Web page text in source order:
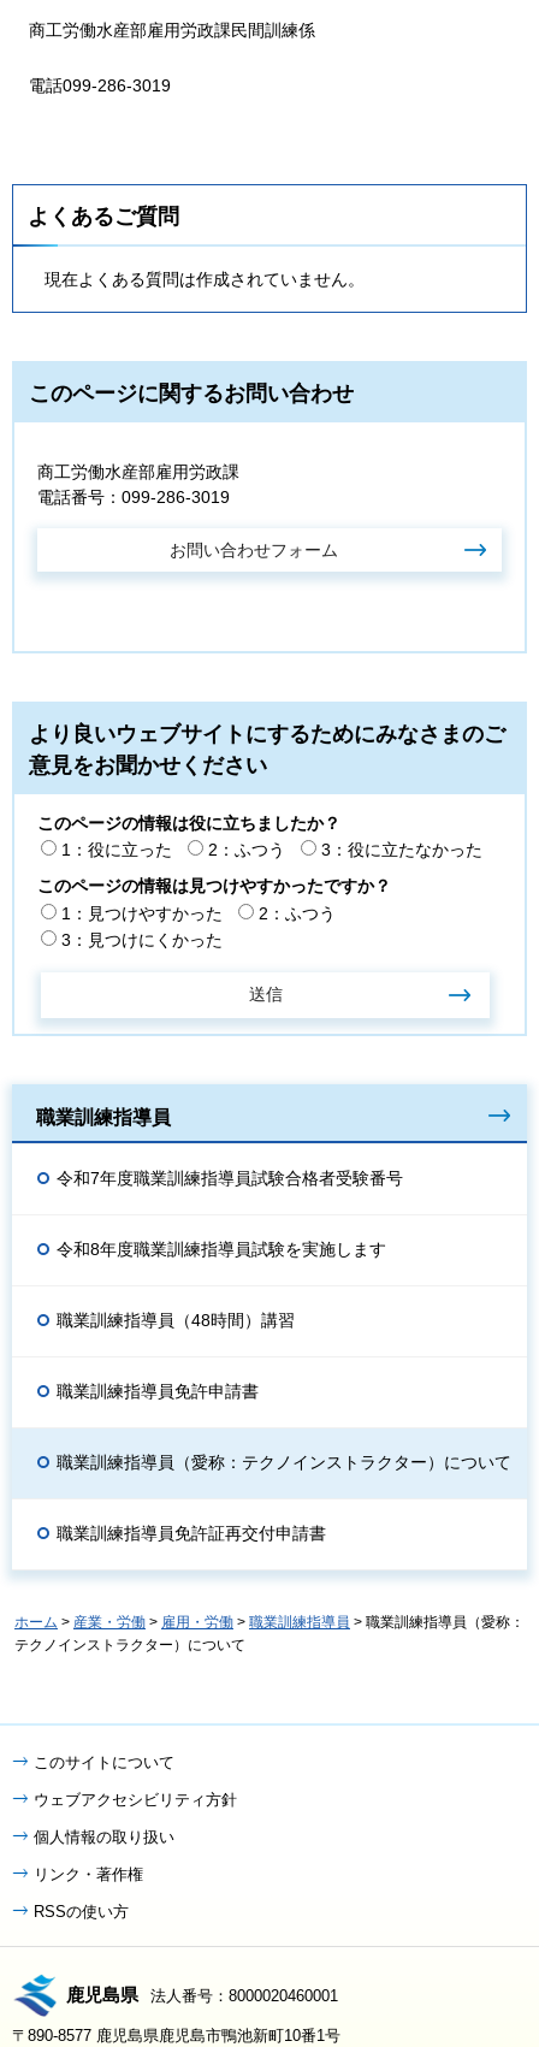
商工労働水産部雇用労政課民間訓練係
電話099-286-3019
よくあるご質問
現在よくある質問は作成されていません。
このページに関するお問い合わせ
商工労働水産部雇用労政課
電話番号：099-286-3019
より良いウェブサイトにするためにみなさまのご
意見をお聞かせください
このページの情報は役に立ちましたか？
1：役に立った
2：ふつう
3：役に立たなかった
このページの情報は見つけやすかったですか？
1：見つけやすかった
2：ふつう
3：見つけにくかった
職業訓練指導員
令和7年度職業訓練指導員試験合格者受験番号
令和8年度職業訓練指導員試験を実施します
職業訓練指導員（48時間）講習
職業訓練指導員免許申請書
職業訓練指導員（愛称：テクノインストラクター）について
職業訓練指導員免許証再交付申請書
ホーム > 産業・労働 > 雇用・労働 > 職業訓練指導員 > 職業訓練指導員（愛称：
テクノインストラクター）について
このサイトについて
ウェブアクセシビリティ方針
個人情報の取り扱い
リンク・著作権
RSSの使い方
鹿児島県 法人番号：8000020460001
〒890-8577 鹿児島県鹿児島市鴨池新町10番1号